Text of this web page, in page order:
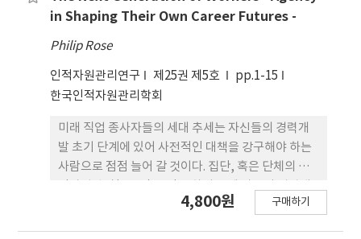
in Shaping Their Own Career Futures -
Philip Rose
인적자원관리연구 제25권 제5호
pp.1-15
한국인적자원관리학회
미래 직업 종사자들의 세대 추세는 자신들의 경력개
발 초기 단계에 있어 사전적인 대책을 강구해야 하는
사람으로 점점 늘어 갈 것이다. 집단, 혹은 단체의 인
발 형성을 위한 사전 단계들을 미리 예측하고 개 개인
4,800원 구매하기